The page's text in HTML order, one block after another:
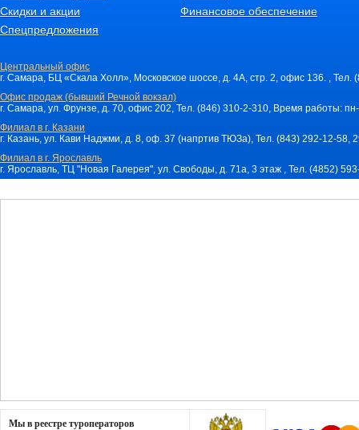
Скидки и акции
Спецпредложения
Финансовое обеспечение
Центральный офис
г. Самара, БЦ «Скала Холл», Московское шоссе, д. 4А, стр. 2, офис 136. ,
Офис продаж (бывший Речной вокзал)
г. Самара, ул. Фрунзе, д. 70, офис 202, Тел. (846) 310-2-310, Время работы:
Филиал в г. Казани
г. Казань, ул. Кави Наджми, д. 8, оф. 37 (напртив ТЮЗа), Тел. (843) 292-12-
Филиал в г. Ярославль
г. Ярославль, ТЦ "Новая Галерея", ул. Свободы, д. 71a, 3 этаж , Тел. (4852)
Мы в реестре туроператоров